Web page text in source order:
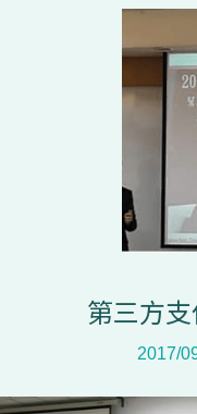
第三方
2017/